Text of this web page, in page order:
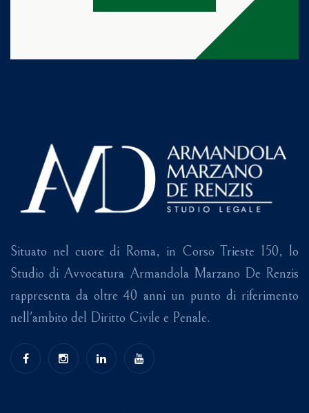
Situato nel cuore di Roma, in Corso Trieste 150, lo
Studio di Avvocatura Armandola Marzano De Renzis
rappresenta da oltre 40 anni un punto di riferimento
nell'ambito del Diritto Civile e Penale.